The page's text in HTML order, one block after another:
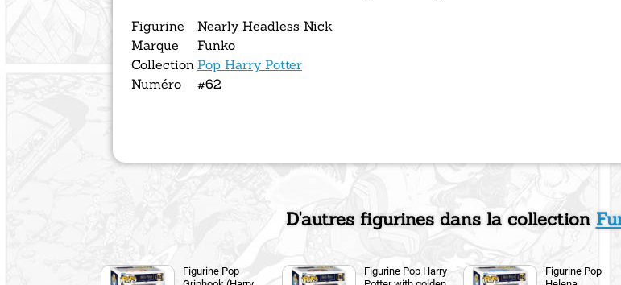
Figurine
Nearly Headless Nick
Marque
Funko
Collection Pop Harry Potter
Numéro
#62
D'autres figurines dans la collection
Figurine Pop
Figurine Pop Harry
Figurine Pop